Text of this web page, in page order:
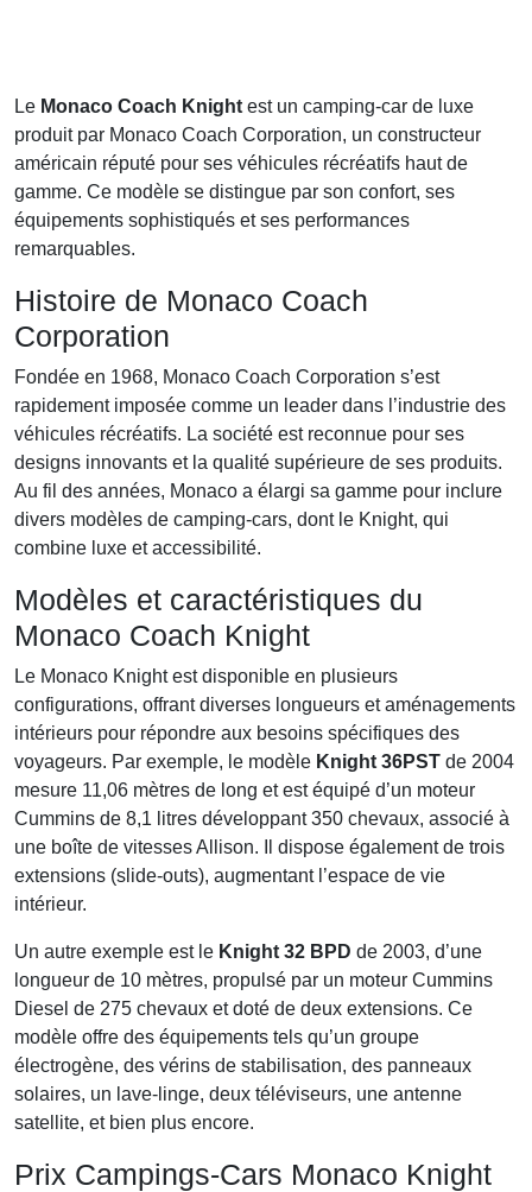
Le Monaco Coach Knight est un camping-car de luxe
produit par Monaco Coach Corporation, un constructeur
américain réputé pour ses véhicules récréatifs haut de
gamme. Ce modèle se distingue par son confort, ses
équipements sophistiqués et ses performances
remarquables.
Histoire de Monaco Coach
Corporation
Fondée en 1968, Monaco Coach Corporation s’est
rapidement imposée comme un leader dans l’industrie des
véhicules récréatifs. La société est reconnue pour ses
designs innovants et la qualité supérieure de ses produits.
Au fil des années, Monaco a élargi sa gamme pour inclure
divers modèles de camping-cars, dont le Knight, qui
combine luxe et accessibilité.
Modèles et caractéristiques du
Monaco Coach Knight
Le Monaco Knight est disponible en plusieurs
configurations, offrant diverses longueurs et aménagements
intérieurs pour répondre aux besoins spécifiques des
voyageurs. Par exemple, le modèle Knight 36PST de 2004
mesure 11,06 mètres de long et est équipé d’un moteur
Cummins de 8,1 litres développant 350 chevaux, associé à
une boîte de vitesses Allison. Il dispose également de trois
extensions (slide-outs), augmentant l’espace de vie
intérieur.
Un autre exemple est le Knight 32 BPD de 2003, d’une
longueur de 10 mètres, propulsé par un moteur Cummins
Diesel de 275 chevaux et doté de deux extensions. Ce
modèle offre des équipements tels qu’un groupe
électrogène, des vérins de stabilisation, des panneaux
solaires, un lave-linge, deux téléviseurs, une antenne
satellite, et bien plus encore.
Prix Campings-Cars Monaco Knight